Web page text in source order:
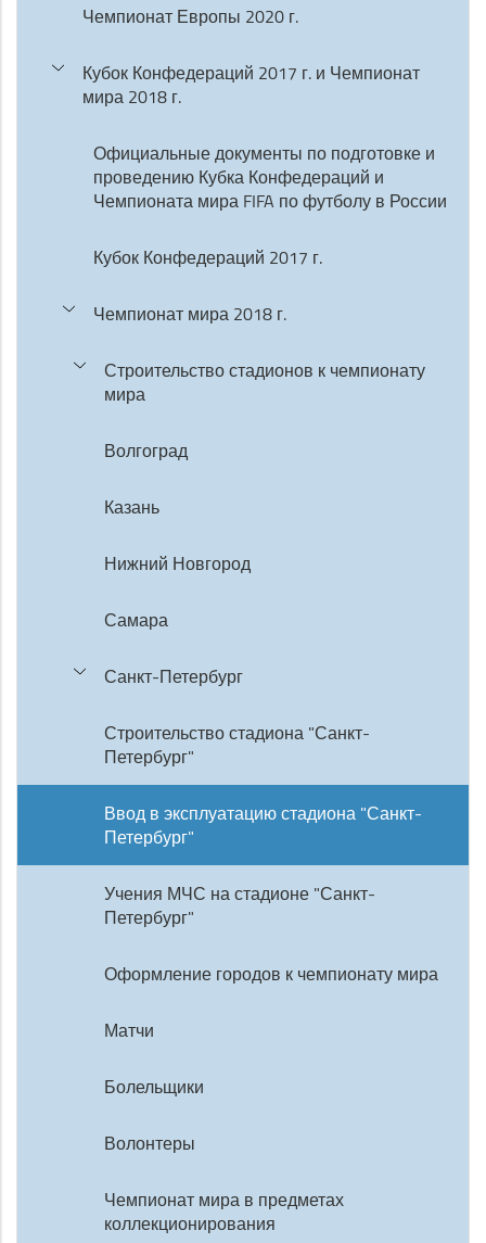
Чемпионат Европы 2020 г.
Кубок Конфедераций 2017 г. и Чемпионат
мира 2018 г.
Официальные документы по подготовке и
проведению Кубка Конфедераций и
Чемпионата мира FIFA по футболу в России
Кубок Конфедераций 2017 г.
Чемпионат мира 2018 г.
Строительство стадионов к чемпионату
мира
Волгоград
Казань
Нижний Новгород
Самара
Санкт-Петербург
Строительство стадиона "Санкт-
Петербург"
Ввод в эксплуатацию стадиона "Санкт-
Петербург"
Учения МЧС на стадионе "Санкт-
Петербург"
Оформление городов к чемпионату мира
Матчи
Болельщики
Волонтеры
Чемпионат мира в предметах
коллекционирования